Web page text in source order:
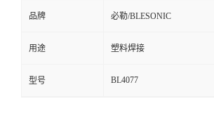
品牌 必勒/BLESONIC
用途 塑料焊接
型号 BL4077